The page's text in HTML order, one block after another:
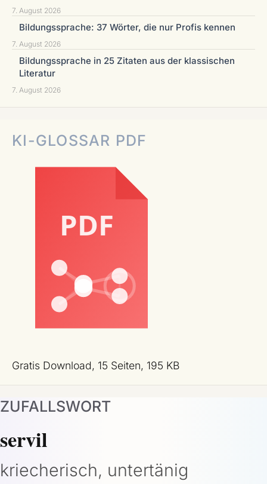
7. August 2026
Bildungssprache: 37 Wörter, die nur Profis kennen
7. August 2026
Bildungssprache in 25 Zitaten aus der klassischen
Literatur
7. August 2026
KI-GLOSSAR PDF
Gratis Download, 15 Seiten, 195 KB
ZUFALLSWORT
servil
kriecherisch, untertänig